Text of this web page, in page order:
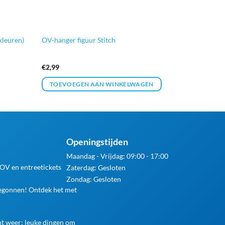
OV-hanger figuur Stitch
€2,99
TOEVOEGEN AAN WINKELWAGEN
en entreetickets
Ontdek het met
weer: leuke dingen om
Openingstijden
Maandag - Vrijdag: 09:00 - 17:00
Zaterdag: Gesloten
Zondag: Gesloten